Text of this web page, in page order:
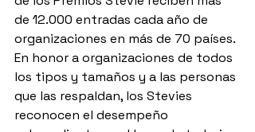
de 12.000 entradas cada año de
organizaciones en más de 70 países.
En honor a organizaciones de todos
los tipos y tamaños y a las personas
que las respaldan, los Stevies
reconocen el desempeño